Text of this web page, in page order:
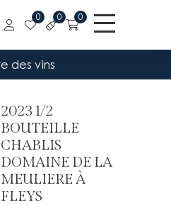
0 0 0
des vins
2023 1/2
BOUTEILLE
CHABLIS
DOMAINE DE LA
MEULIERE À
FLEYS